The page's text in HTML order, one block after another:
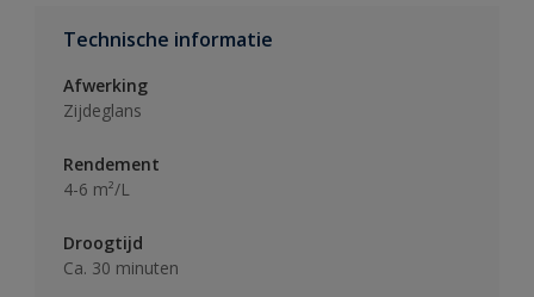
Technische informatie
Afwerking
Zijdeglans
Rendement
4-6 m²/L
Droogtijd
Ca. 30 minuten